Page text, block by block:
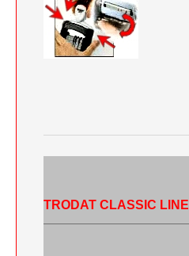
TRODAT CLASSIC LINE